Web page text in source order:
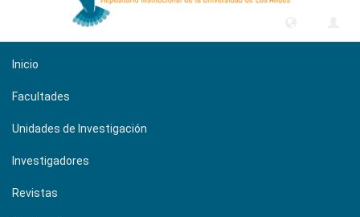
Inicio
Facultades
Unidades de Investigación
Investigadores
Revistas